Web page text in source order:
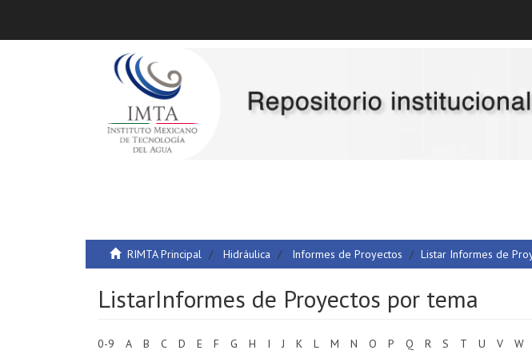
RIMTA Principal Hidráulica Informes de Proyectos Listar Informes de
ListarInformes de Proyectos por tema
0-9 A B C D E F G H I J K L M N O P Q R S T U V W